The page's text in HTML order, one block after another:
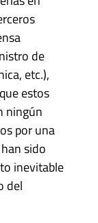
de
etc.),
estos
ningún
por una
sido
inevitable
del